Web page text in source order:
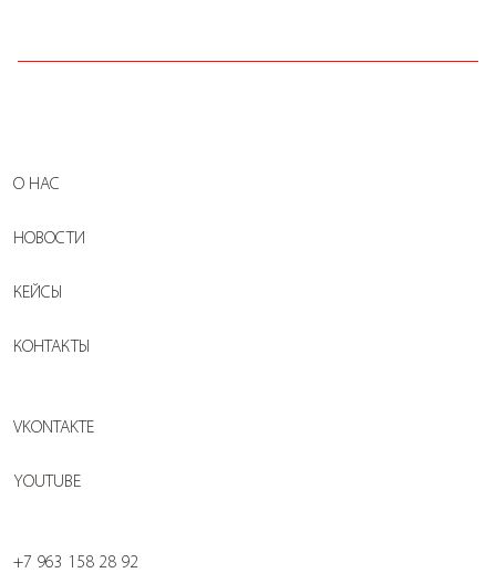
О НАС
НОВОСТИ
КЕЙСЫ
КОНТАКТЫ
VKONTAKTE
YOUTUBE
+7 963 158 28 92